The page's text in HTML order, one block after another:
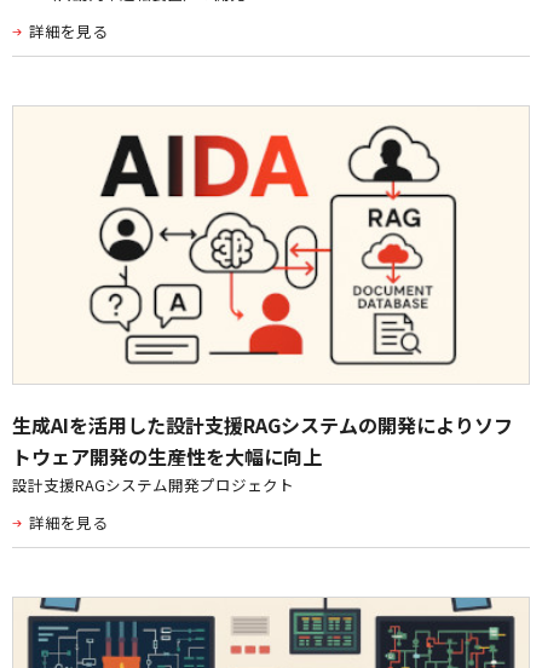
詳細を見る
生成AIを活用した設計支援RAGシステムの開発によりソフ
トウェア開発の生産性を大幅に向上
設計支援RAGシステム開発プロジェクト
詳細を見る